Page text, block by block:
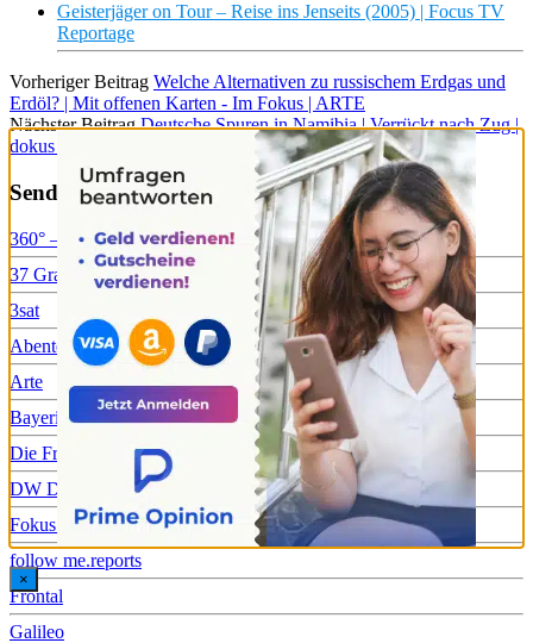
Geisterjäger on Tour – Reise ins Jenseits (2005) | Focus TV
Reportage
Vorheriger Beitrag Welche Alternativen zu russischem Erdgas und
Erdöl? | Mit offenen Karten - Im Fokus | ARTE
Nächster Beitrag Deutsche Spuren in Namibia | Verrückt nach Zug |
dokus | Reisen (S01/E11)
Sender & Sendungen
360° – GEO Reportage
37 Grad
3sat
Abenteuer Leben
Arte
Bayerisches Fernsehen
Die Frage
DW Doku
Fokus TV
follow me.reports
Frontal
Galileo
×